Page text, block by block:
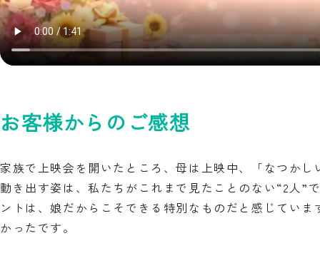
お客様からのご感想
家族で上映会を開いたところ、母は上映中、「なつか
動き出す姿は、私たちがこれまで見たことのない“2人”
ントは、娘だからこそできる特別なものだと感じてい
かったです。